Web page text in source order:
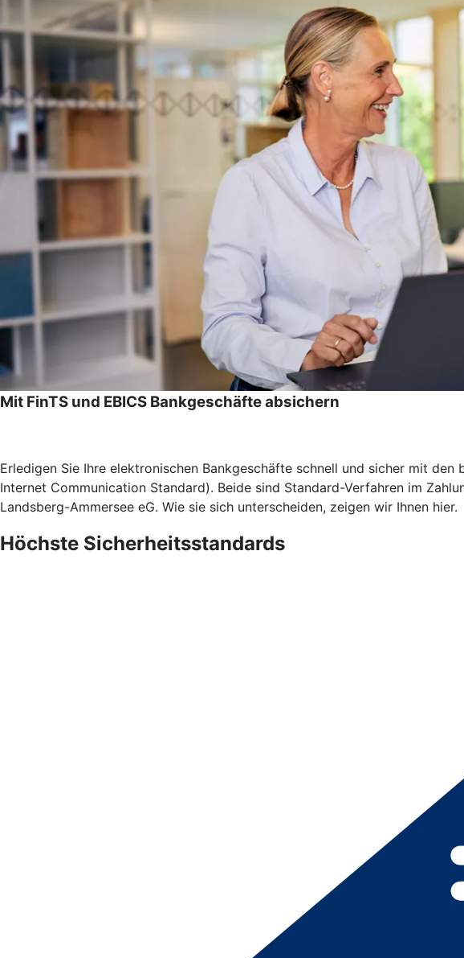
Mit FinTS und EBICS Bankgeschäfte absichern
Erledigen Sie Ihre elektronischen Bankgeschäfte schnell und sicher mit
Internet Communication Standard). Beide sind Standard-Verfahren im
Landsberg-Ammersee eG. Wie sie sich unterscheiden, zeigen wir Ihnen hier.
Höchste Sicherheitsstandards